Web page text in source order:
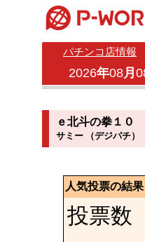
パチンコ店情報
2026年08月
ｅ北斗の拳１０
サミー （デジパチ）
人気投票の結果
投票数